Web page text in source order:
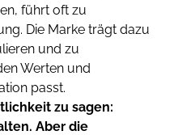
führt oft zu
Die Marke trägt dazu
und zu
Werten und
passt.
zu sagen:
Aber die